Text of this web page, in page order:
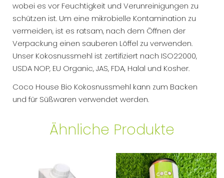
wobei es vor Feuchtigkeit und Verunreinigungen zu
schützen ist. Um eine mikrobielle Kontamination zu
vermeiden, ist es ratsam, nach dem Öffnen der
Verpackung einen sauberen Löffel zu verwenden.
Unser Kokosnussmehl ist zertifiziert nach ISO22000,
USDA NOP, EU Organic, JAS, FDA, Halal und Kosher.
Coco House Bio Kokosnussmehl kann zum Backen
und für Süßwaren verwendet werden.
Ähnliche Produkte